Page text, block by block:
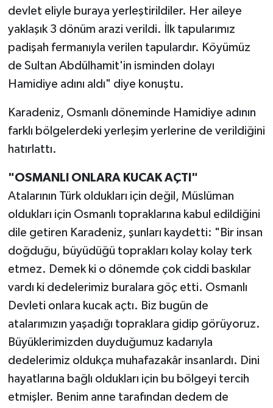
devlet eliyle buraya yerleştirildiler. Her aileye
yaklaşık 3 dönüm arazi verildi. İlk tapularımız
padişah fermanıyla verilen tapulardır. Köyümüz
de Sultan Abdülhamit'in isminden dolayı
Hamidiye adını aldı" diye konuştu.
Karadeniz, Osmanlı döneminde Hamidiye adının
farklı bölgelerdeki yerleşim yerlerine de verildiğini
hatırlattı.
"OSMANLI ONLARA KUCAK AÇTI"
Atalarının Türk oldukları için değil, Müslüman
oldukları için Osmanlı topraklarına kabul edildiğini
dile getiren Karadeniz, şunları kaydetti: "Bir insan
doğduğu, büyüdüğü toprakları kolay kolay terk
etmez. Demek ki o dönemde çok ciddi baskılar
vardı ki dedelerimiz buralara göç etti. Osmanlı
Devleti onlara kucak açtı. Biz bugün de
atalarımızın yaşadığı topraklara gidip görüyoruz.
Büyüklerimizden duyduğumuz kadarıyla
dedelerimiz oldukça muhafazakâr insanlardı. Dini
hayatlarına bağlı oldukları için bu bölgeyi tercih
etmişler. Benim anne tarafından dedem de